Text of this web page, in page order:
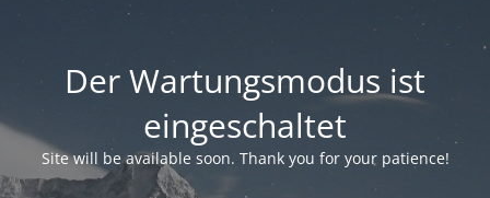
Der Wartungsmodus ist
eingeschaltet
Site will be available soon. Thank you for your patience!